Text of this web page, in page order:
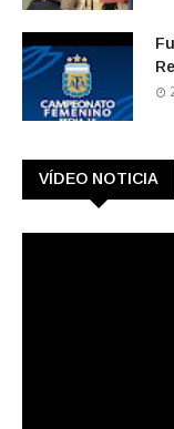
VÍDEO NOTICIA